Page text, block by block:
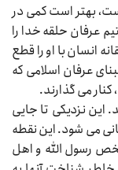
بهتر است کمی در
عرفان حلقه خدا را
انسان با او را قطع
عرفان اسلامی که
کنار می گذارند.
این نزدیکی تا جایی
می شود. این نقطه
رسول الله و اهل